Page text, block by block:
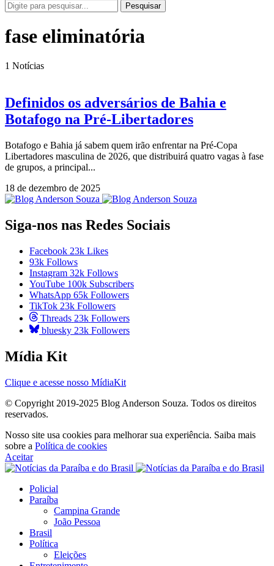
Pesquisar
fase eliminatória
1 Notícias
Definidos os adversários de Bahia e
Botafogo na Pré-Libertadores
Botafogo e Bahia já sabem quem irão enfrentar na Pré-Copa
Libertadores masculina de 2026, que distribuirá quatro vagas à fase
de grupos, a principal...
18 de dezembro de 2025
Siga-nos nas Redes Sociais
Facebook 23k Likes
93k Follows
Instagram 32k Follows
YouTube 100k Subscribers
WhatsApp 65k Followers
TikTok 23k Followers
Threads 23k Followers
bluesky 23k Followers
Mídia Kit
Clique e acesse nosso MídiaKit
© Copyright 2019-2025 Blog Anderson Souza. Todos os direitos
reservados.
Nosso site usa cookies para melhorar sua experiência. Saiba mais
sobre a Política de cookies
Aceitar
Policial
Paraíba
Campina Grande
João Pessoa
Brasil
Política
Eleições